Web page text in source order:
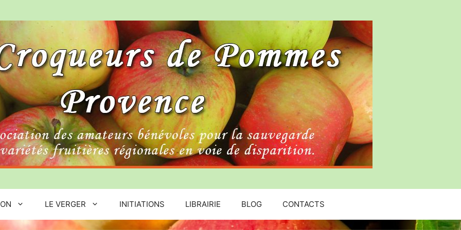
LE VERGER INITIATIONS LIBRAIRIE BLOG CONTACTS